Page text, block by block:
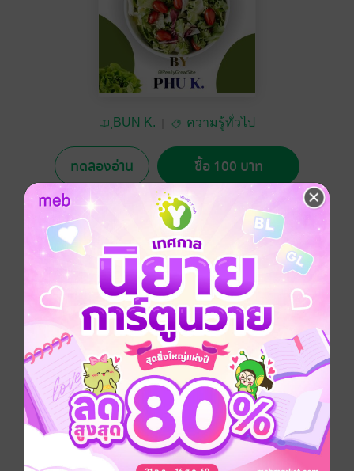
ฺBUN K. ความรู้ทั่วไป
ทดลองอ่าน ซื้อ 100 บาท
No Rating
ซื้อเป็นของขวัญ ติดตาม แชร์
เป็นการรวบรวมเกร็ดความรู้ๆเล็กๆน้อย(เล่มที่ 3) เกี่ยวกับ
เรื่องต่างๆ ที่ผู้อ่านอาจจะรู้เรื่อง หรือว่าผู้อ่านอาจจะไม่รู้
เรื่องก็ได้ เช่น วิธีการบำบัดท้องเสีย,วิธีการลดการสะอึกได้
หรือว่า วิธีการกระตุ้นกลไกของสมอง,วิธีการลดอาการไข
มันในเลือด เป็นต้น ฯลฯ
ประเภทไฟล์ pdf